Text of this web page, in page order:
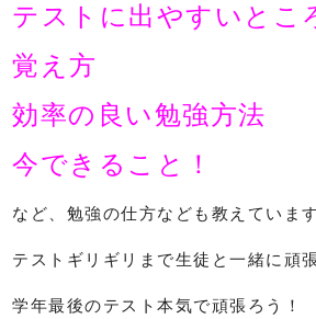
テストに出やすいとこ
覚え方
効率の良い勉強方法
今できること！
など、勉強の仕方なども教えています
テストギリギリまで生徒と一緒に頑
学年最後のテスト本気で頑張ろう！